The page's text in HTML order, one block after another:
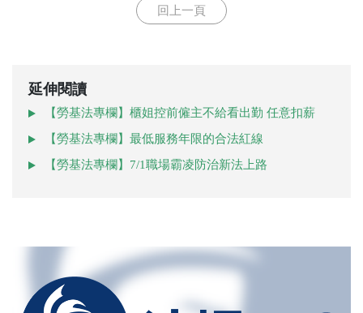
回上一頁
延伸閱讀
【勞基法專欄】櫃姐控前僱主不給看出勤 任意扣薪
【勞基法專欄】最低服務年限的合法紅線
【勞基法專欄】7/1職場霸凌防治新法上路